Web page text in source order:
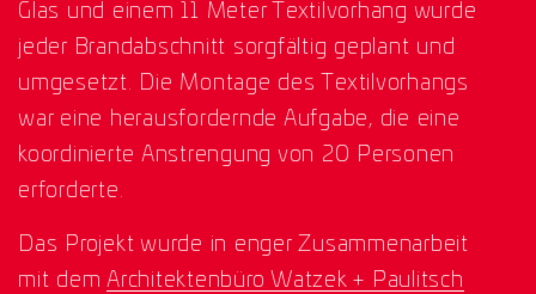
Glas und einem 11 Meter Textilvorhang wurde
jeder Brandabschnitt sorgfältig geplant und
umgesetzt. Die Montage des Textilvorhangs
war eine herausfordernde Aufgabe, die eine
koordinierte Anstrengung von 20 Personen
erforderte.
Das Projekt wurde in enger Zusammenarbeit
mit dem Architektenbüro Watzek + Paulitsch